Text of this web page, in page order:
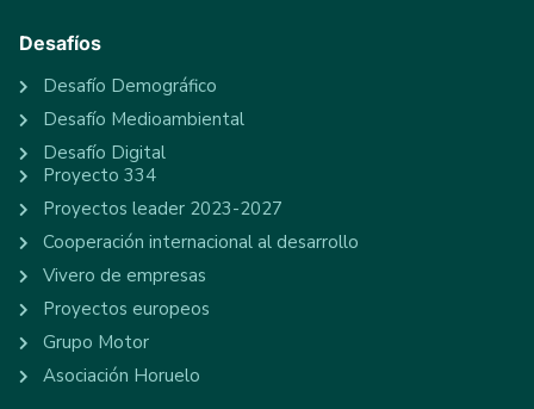
Desafíos
Desafío Demográfico
Desafío Medioambiental
Desafío Digital
Proyecto 334
Proyectos leader 2023-2027
Cooperación internacional al desarrollo
Vivero de empresas
Proyectos europeos
Grupo Motor
Asociación Horuelo